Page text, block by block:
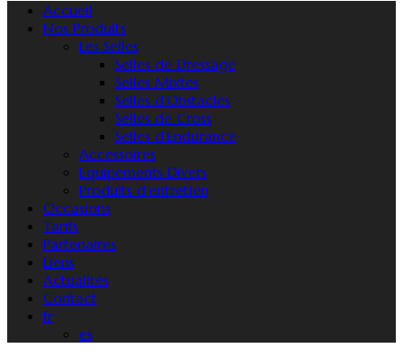
Accueil
Nos Produits
Les Selles
Selles de Dressage
Selles Mixtes
Selles d’Obstacles
Selles de Cross
Selles d’Endurance
Accessoires
Equipements Divers
Produits d’entretien
Occasions
Tarifs
Partenaires
Liens
Actualités
Contact
fr
es